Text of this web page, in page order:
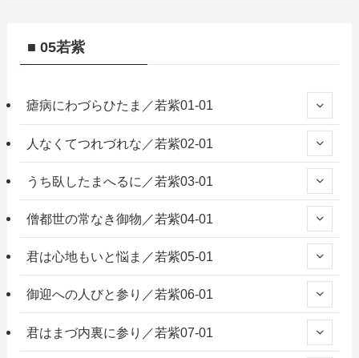
■ 05若紫
瘧病にわづらひたま／若紫01-01
人なくてつれづれな／若紫02-01
うち臥したまへるに／若紫03-01
僧都世の常なき御物／若紫04-01
君は心地もいと悩ま／若紫05-01
御迎への人びと参り／若紫06-01
君はまづ内裏に参り／若紫07-01